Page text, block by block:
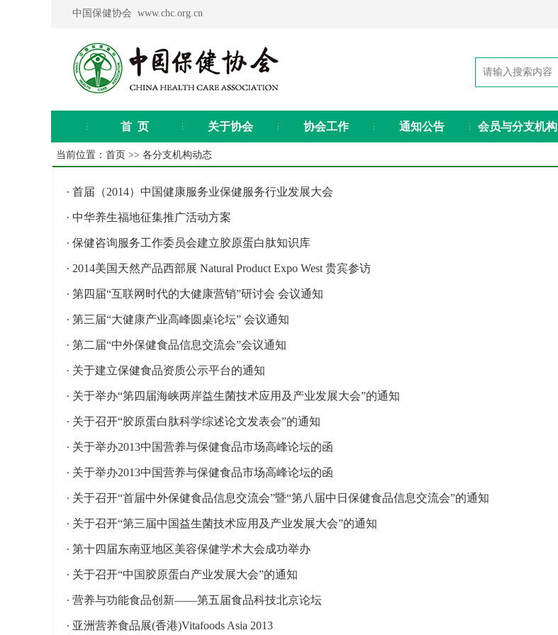
中国保健协会 www.chc.org.cn
首 页 关于协会 协会工作 通知公告 会员与分支机构
当前位置： 首页 >> 各分支机构动态
· 首届（2014）中国健康服务业保健服务行业发展大会
· 中华养生福地征集推广活动方案
· 保健咨询服务工作委员会建立胶原蛋白肽知识库
· 2014美国天然产品西部展 Natural Product Expo West 贵宾参访
· 第四届“互联网时代的大健康营销”研讨会 会议通知
· 第三届“大健康产业高峰圆桌论坛” 会议通知
· 第二届“中外保健食品信息交流会”会议通知
· 关于建立保健食品资质公示平台的通知
· 关于举办“第四届海峡两岸益生菌技术应用及产业发展大会”的通知
· 关于召开“胶原蛋白肽科学综述论文发表会”的通知
· 关于举办2013中国营养与保健食品市场高峰论坛的函
· 关于举办2013中国营养与保健食品市场高峰论坛的函
· 关于召开“首届中外保健食品信息交流会”暨“第八届中日保健食品信息交流会”的通知
· 关于召开“第三届中国益生菌技术应用及产业发展大会”的通知
· 第十四届东南亚地区美容保健学术大会成功举办
· 关于召开“中国胶原蛋白产业发展大会”的通知
· 营养与功能食品创新——第五届食品科技北京论坛
· 亚洲营养食品展(香港)Vitafoods Asia 2013